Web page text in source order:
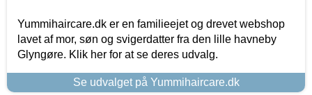
Yummihaircare.dk er en familieejet og drevet webshop
lavet af mor, søn og svigerdatter fra den lille havneby
Glyngøre. Klik her for at se deres udvalg.
Se udvalget på Yummihaircare.dk